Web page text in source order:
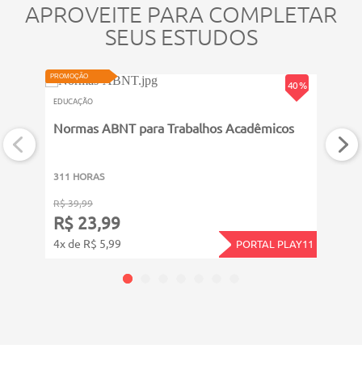
APROVEITE PARA COMPLETAR
SEUS ESTUDOS
40 %
PROMOÇÃO
EDUCAÇÃO
Normas ABNT para Trabalhos Acadêmicos
311 HORAS
R$ 39,99
R$ 23,99
4x de R$ 5,99 PORTAL PLAY11